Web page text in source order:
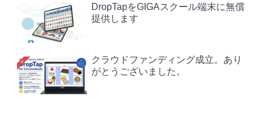
DropTapをGIGAスクール端末に無償
提供します
クラウドファンディング成立。あり
がとうございました。